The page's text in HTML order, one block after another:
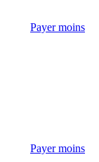
Payer moins
Payer moins